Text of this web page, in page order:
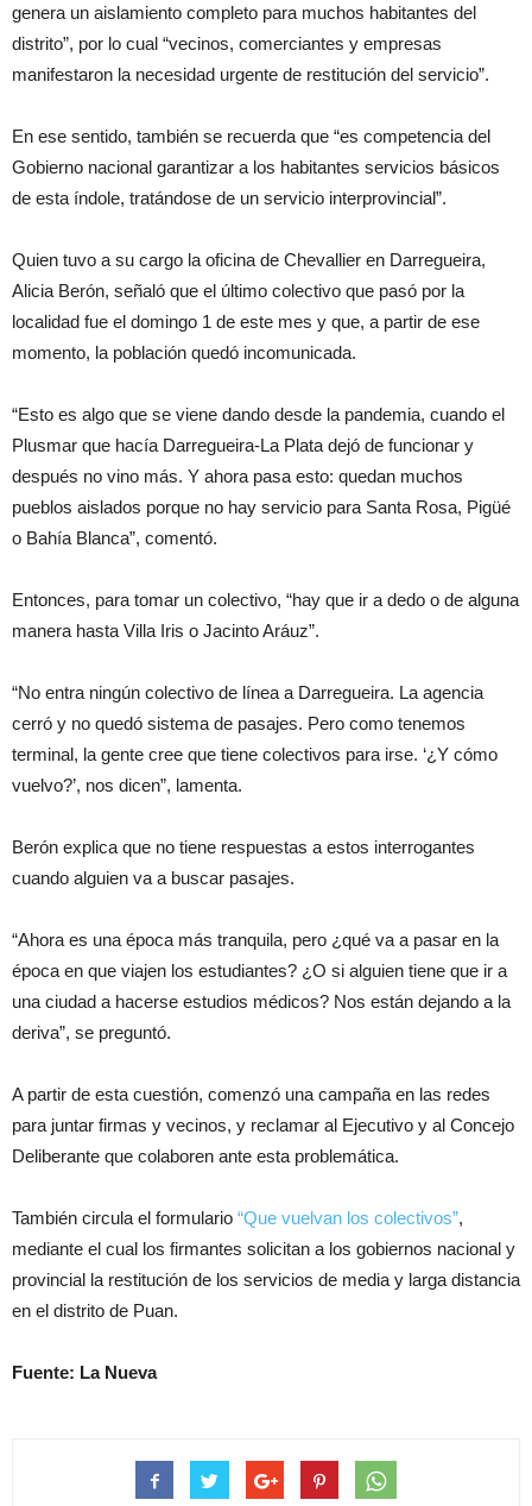
genera un aislamiento completo para muchos habitantes del
distrito”, por lo cual “vecinos, comerciantes y empresas
manifestaron la necesidad urgente de restitución del servicio”.
En ese sentido, también se recuerda que “es competencia del
Gobierno nacional garantizar a los habitantes servicios básicos
de esta índole, tratándose de un servicio interprovincial”.
Quien tuvo a su cargo la oficina de Chevallier en Darregueira,
Alicia Berón, señaló que el último colectivo que pasó por la
localidad fue el domingo 1 de este mes y que, a partir de ese
momento, la población quedó incomunicada.
“Esto es algo que se viene dando desde la pandemia, cuando el
Plusmar que hacía Darregueira-La Plata dejó de funcionar y
después no vino más. Y ahora pasa esto: quedan muchos
pueblos aislados porque no hay servicio para Santa Rosa, Pigüé
o Bahía Blanca”, comentó.
Entonces, para tomar un colectivo, “hay que ir a dedo o de alguna
manera hasta Villa Iris o Jacinto Aráuz”.
“No entra ningún colectivo de línea a Darregueira. La agencia
cerró y no quedó sistema de pasajes. Pero como tenemos
terminal, la gente cree que tiene colectivos para irse. ‘¿Y cómo
vuelvo?’, nos dicen”, lamenta.
Berón explica que no tiene respuestas a estos interrogantes
cuando alguien va a buscar pasajes.
“Ahora es una época más tranquila, pero ¿qué va a pasar en la
época en que viajen los estudiantes? ¿O si alguien tiene que ir a
una ciudad a hacerse estudios médicos? Nos están dejando a la
deriva”, se preguntó.
A partir de esta cuestión, comenzó una campaña en las redes
para juntar firmas y vecinos, y reclamar al Ejecutivo y al Concejo
Deliberante que colaboren ante esta problemática.
También circula el formulario “Que vuelvan los colectivos”,
mediante el cual los firmantes solicitan a los gobiernos nacional y
provincial la restitución de los servicios de media y larga distancia
en el distrito de Puan.
Fuente: La Nueva